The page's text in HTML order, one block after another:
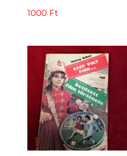
1000 Ft